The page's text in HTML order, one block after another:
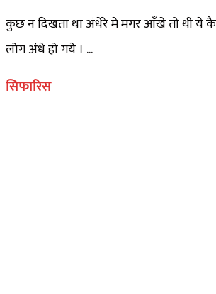
कुछ न दिखता था अंधेरे मे मगर आँखे तो थी ये
लोग अंधे हो गये । ...
सिफारिस